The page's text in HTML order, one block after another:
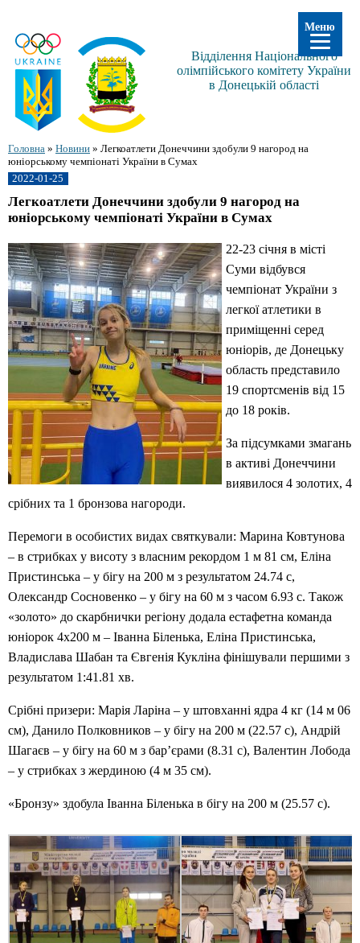
Відділення Національного
олімпійського комітету України
в Донецькій області
Головна » Новини » Легкоатлети Донеччини здобули 9 нагород на
юніорському чемпіонаті України в Сумах
2022-01-25
Легкоатлети Донеччини здобули 9 нагород на
юніорському чемпіонаті України в Сумах
22-23 січня в місті
Суми відбувся
чемпіонат України з
легкої атлетики в
приміщенні серед
юніорів, де Донецьку
область представило
19 спортсменів від 15
до 18 років.
За підсумками змагань
в активі Донеччини
виявилося 4 золотих, 4
срібних та 1 бронзова нагороди.
Перемоги в особистих видах святкували: Марина Ковтунова
– в стрибках у висоту з власним рекордом 1 м 81 см, Еліна
Пристинська – у бігу на 200 м з результатом 24.74 с,
Олександр Сосновенко – у бігу на 60 м з часом 6.93 с. Також
«золото» до скарбнички регіону додала естафетна команда
юніорок 4х200 м – Іванна Біленька, Еліна Пристинська,
Владислава Шабан та Євгенія Кукліна фінішували першими з
результатом 1:41.81 хв.
Срібні призери: Марія Ларіна – у штовханні ядра 4 кг (14 м 06
см), Данило Полковников – у бігу на 200 м (22.57 с), Андрій
Шагаєв – у бігу на 60 м з бар’єрами (8.31 с), Валентин Лобода
– у стрибках з жердиною (4 м 35 см).
«Бронзу» здобула Іванна Біленька в бігу на 200 м (25.57 с).
Меню